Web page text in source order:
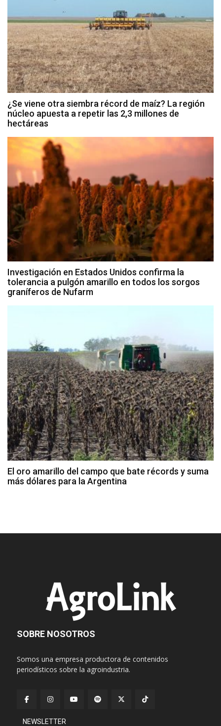
¿Se viene otra siembra récord de maíz? La región
núcleo apuesta a repetir las 2,3 millones de
hectáreas
Investigación en Estados Unidos confirma la
tolerancia a pulgón amarillo en todos los sorgos
graníferos de Nufarm
El oro amarillo del campo que bate récords y suma
más dólares para la Argentina
SOBRE NOSOTROS
Somos una empresa productora de contenidos
periodísticos sobre la agroindustria.
NEWSLETTER